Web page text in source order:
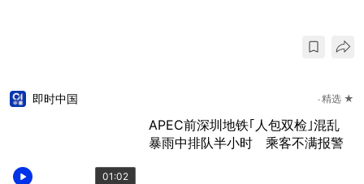
01:02
即时中国 精选 ★
APEC前深圳地铁｢人包双检｣混乱
暴雨中排队半小时 乘客不满报警